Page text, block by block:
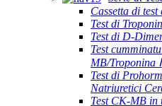
Cassetta di
Test di
Test di D-
Test
MB/Troponina Ⅰ
Test di
Natriuretici
Test CK-MB in